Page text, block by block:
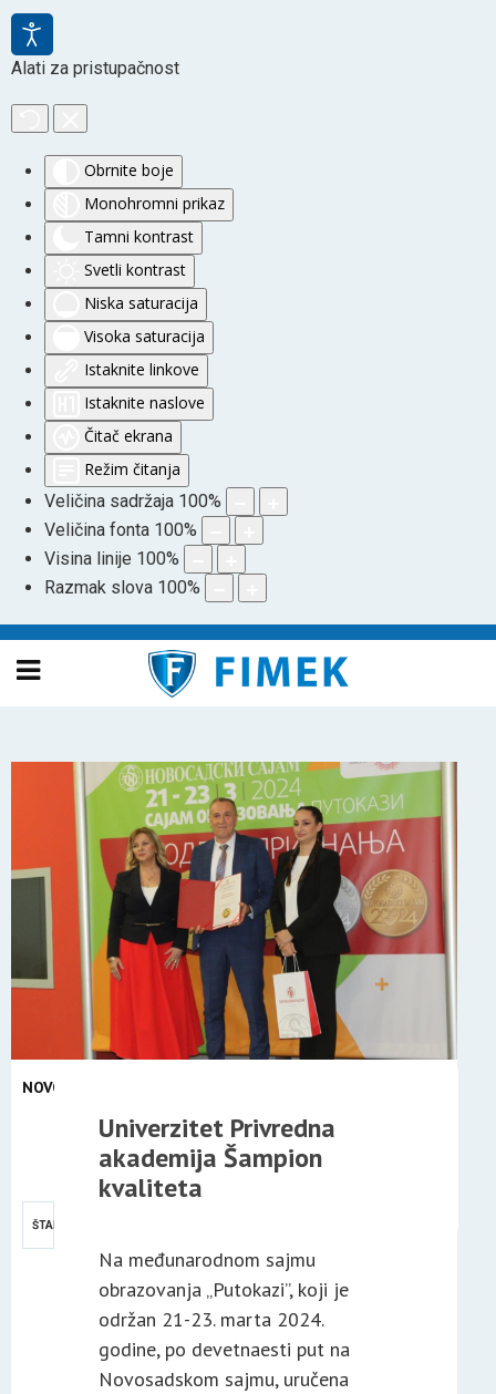
Alati za pristupačnost
Obrnite boje
Monohromni prikaz
Tamni kontrast
Svetli kontrast
Niska saturacija
Visoka saturacija
Istaknite linkove
Istaknite naslove
Čitač ekrana
Režim čitanja
Veličina sadržaja 100%
Veličina fonta 100%
Visina linije 100%
Razmak slova 100%
NOVOSTI
ŠTAMPA
Univerzitet Privredna
akademija Šampion
kvaliteta
Na međunarodnom sajmu
obrazovanja „Putokazi”, koji je
održan 21-23. marta 2024.
godine, po devetnaesti put na
Novosadskom sajmu, uručena